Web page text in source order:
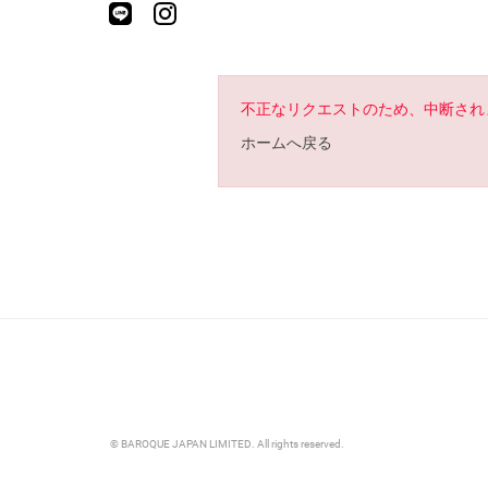
不正なリクエストのため、中断さ
ホームへ戻る
© BAROQUE JAPAN LIMITED. All rights reserved.